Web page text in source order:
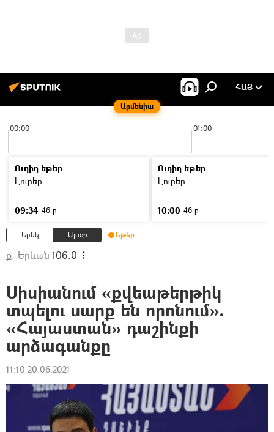
Արմենիա
ՀԱՅ
00:00 01:00
Ուղիղ եթեր
Լուրեր
09:34 46 ր
Ուղիղ եթեր
Լուրեր
10:00 46 ր
Երեկ Այսօր Եթեր
ք. Երևան 106.0
Սիսիանում «քվեաթերթիկ
տպելու սարք են որոնում».
«Հայաստան» դաշինքի
արձագանքը
11:10 20.06.2021